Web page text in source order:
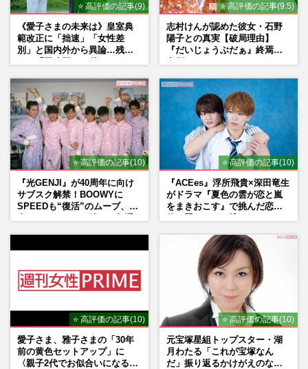
⭐ 高評価の記事(9)
《愛子さまの未来は》皇室典
範改正に「拙速」「女性差
別」と国内外から異論…残さ
⭐ 高評価の記事(9.5)
志村けんが認めた彼女・石野
陽子との真実【破局理由】
『だいじょうぶだぁ』終焉の
⭐ 高評価の記事(10)
『光GENJI』が40周年に向け
サブスク解禁！BOOWYに
SPEEDも“復活”のムーブ、本
⭐ 高評価の記事(10)
『ACEes』浮所飛貴×深田竜生
がドラマ『夏色の雲が恋と嵐
をまきおこす』で挑んだ恋人
⭐ 高評価の記事(10)
愛子さま、雅子さまの「30年
前の黄色セットアップ」に
〈親子2代でお似合いになる〉
⭐ 高評価の記事(10)
元宝塚星組トップスター・湖
月わたる「これが宝塚なん
だ」振り返るかけがえのない